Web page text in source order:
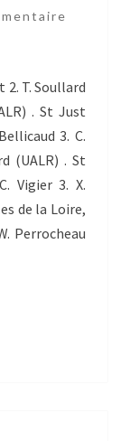
2. T. Soullard
. St Just
3. C.
(UALR) . St
Vigier 3. X.
de la Loire,
Perrocheau